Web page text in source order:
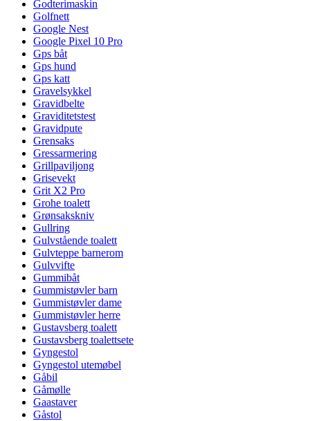
Godterimaskin
Golfnett
Google Nest
Google Pixel 10 Pro
Gps båt
Gps hund
Gps katt
Gravelsykkel
Gravidbelte
Graviditetstest
Gravidpute
Grensaks
Gressarmering
Grillpaviljong
Grisevekt
Grit X2 Pro
Grohe toalett
Grønsakskniv
Gullring
Gulvstående toalett
Gulvteppe barnerom
Gulvvifte
Gummibåt
Gummistøvler barn
Gummistøvler dame
Gummistøvler herre
Gustavsberg toalett
Gustavsberg toalettsete
Gyngestol
Gyngestol utemøbel
Gåbil
Gåmølle
Gaastaver
Gåstol